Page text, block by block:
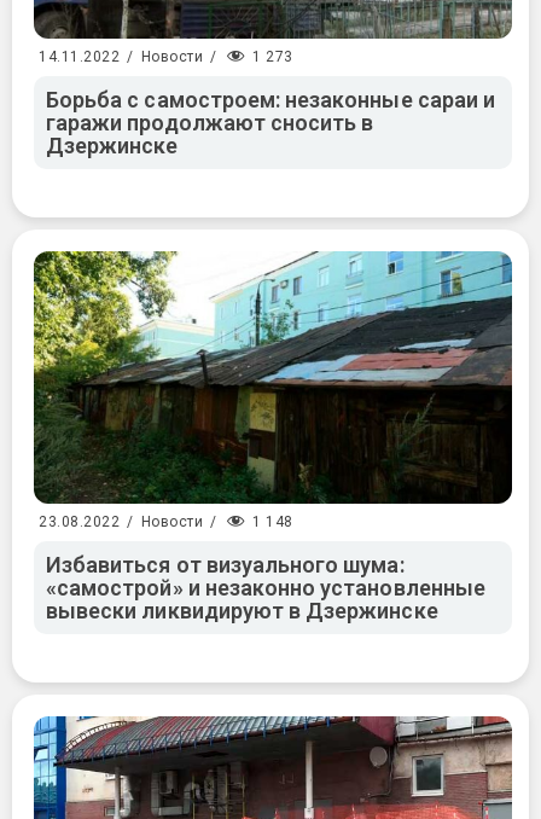
14.11.2022 / Новости / 1 273
Борьба с самостроем: незаконные сараи и
гаражи продолжают сносить в
Дзержинске
23.08.2022 / Новости / 1 148
Избавиться от визуального шума:
«самострой» и незаконно установленные
вывески ликвидируют в Дзержинске